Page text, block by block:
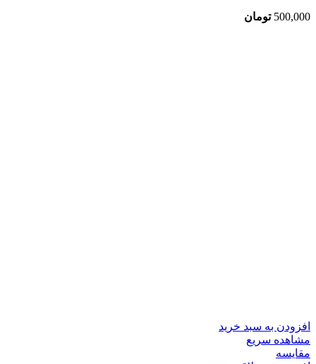
500,000 تومان
افزودن به سبد خرید
مشاهده سریع
مقایسه